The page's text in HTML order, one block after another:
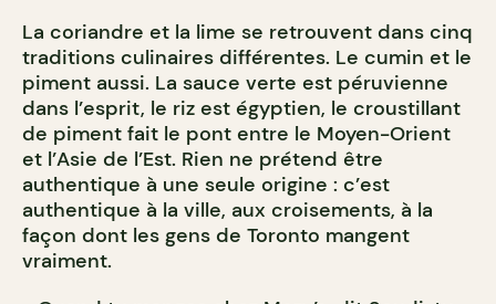
La coriandre et la lime se retrouvent dans cinq
traditions culinaires différentes. Le cumin et le
piment aussi. La sauce verte est péruvienne
dans l’esprit, le riz est égyptien, le croustillant
de piment fait le pont entre le Moyen-Orient
et l’Asie de l’Est. Rien ne prétend être
authentique à une seule origine : c’est
authentique à la ville, aux croisements, à la
façon dont les gens de Toronto mangent
vraiment.